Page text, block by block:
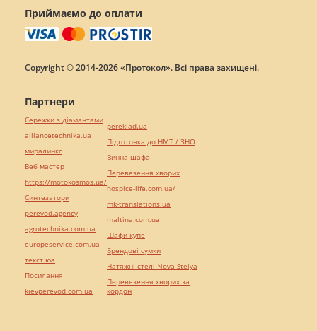
Приймаємо до оплати
Copyright © 2014-2026 «Протокол». Всі права захищені.
Партнери
Сережки з діамантами
alliancetechnika.ua
миралинкс
Веб мастер
https://motokosmos.ua/
Синтезатори
perevod.agency
agrotechnika.com.ua
europeservice.com.ua
текст юа
Посилання
kievperevod.com.ua
pereklad.ua
Підготовка до НМТ / ЗНО
Винна шафа
Перевезення хворих
hospice-life.com.ua/
mk-translations.ua
maltina.com.ua
Шафи купе
Брендові сумки
Натяжні стелі Nova Stelya
Перевезення хворих за
кордон